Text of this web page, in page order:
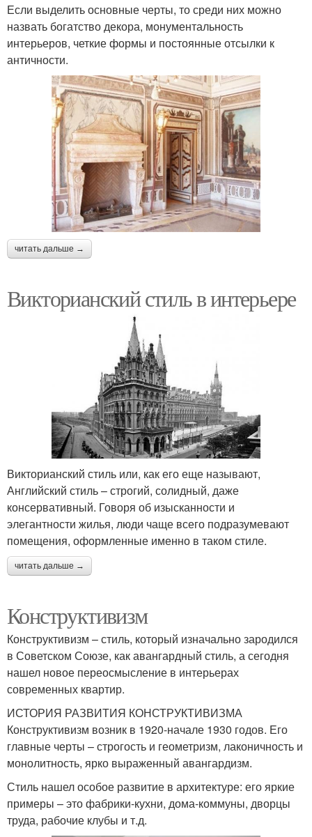
Если выделить основные черты, то среди них можно
назвать богатство декора, монументальность
интерьеров, четкие формы и постоянные отсылки к
античности.
читать дальше →
Викторианский стиль в интерьере
Викторианский стиль или, как его еще называют,
Английский стиль – строгий, солидный, даже
консервативный. Говоря об изысканности и
элегантности жилья, люди чаще всего подразумевают
помещения, оформленные именно в таком стиле.
читать дальше →
Конструктивизм
Конструктивизм – стиль, который изначально зародился
в Советском Союзе, как авангардный стиль, а сегодня
нашел новое переосмысление в интерьерах
современных квартир.
ИСТОРИЯ РАЗВИТИЯ КОНСТРУКТИВИЗМА
Конструктивизм возник в 1920-начале 1930 годов. Его
главные черты – строгость и геометризм, лаконичность и
монолитность, ярко выраженный авангардизм.
Стиль нашел особое развитие в архитектуре: его яркие
примеры – это фабрики-кухни, дома-коммуны, дворцы
труда, рабочие клубы и т.д.